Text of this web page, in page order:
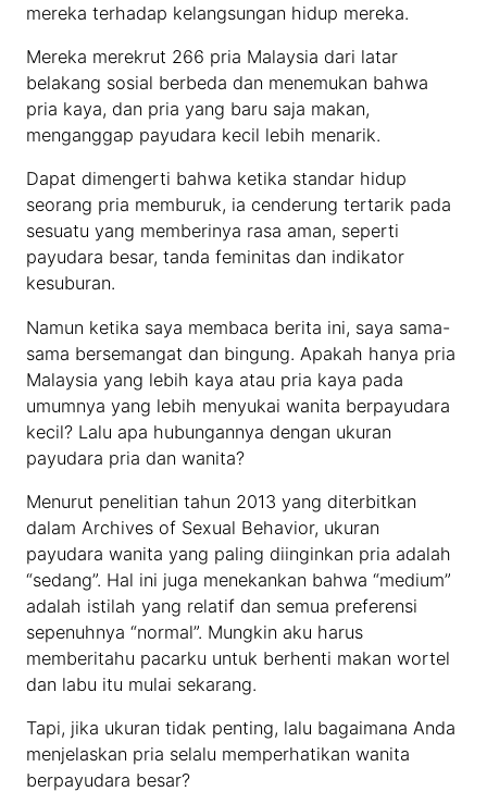
mereka terhadap kelangsungan hidup mereka.
Mereka merekrut 266 pria Malaysia dari latar
belakang sosial berbeda dan menemukan bahwa
pria kaya, dan pria yang baru saja makan,
menganggap payudara kecil lebih menarik.
Dapat dimengerti bahwa ketika standar hidup
seorang pria memburuk, ia cenderung tertarik pada
sesuatu yang memberinya rasa aman, seperti
payudara besar, tanda feminitas dan indikator
kesuburan.
Namun ketika saya membaca berita ini, saya sama-
sama bersemangat dan bingung. Apakah hanya pria
Malaysia yang lebih kaya atau pria kaya pada
umumnya yang lebih menyukai wanita berpayudara
kecil? Lalu apa hubungannya dengan ukuran
payudara pria dan wanita?
Menurut penelitian tahun 2013 yang diterbitkan
dalam Archives of Sexual Behavior, ukuran
payudara wanita yang paling diinginkan pria adalah
“sedang”. Hal ini juga menekankan bahwa “medium”
adalah istilah yang relatif dan semua preferensi
sepenuhnya “normal”. Mungkin aku harus
memberitahu pacarku untuk berhenti makan wortel
dan labu itu mulai sekarang.
Tapi, jika ukuran tidak penting, lalu bagaimana Anda
menjelaskan pria selalu memperhatikan wanita
berpayudara besar?